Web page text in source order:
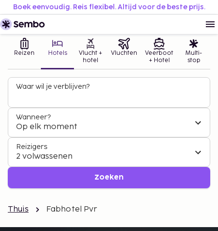
Boek eenvoudig. Reis flexibel. Altijd voor de beste prijs.
Reizen Hotels
Vlucht +
hotel
Vluchten
Veerboot
+ Hotel
Multi-
stop
Waar wil je verblijven?
Wanneer?
Op elk moment
Reizigers
2 volwassenen
Zoeken
Thuis Fabhotel Pvr